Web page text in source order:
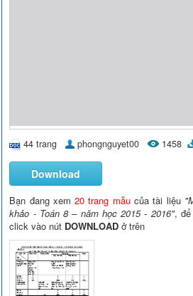
44 trang phongnguyet00 1458
Download
Bạn đang xem20 trang mẫucủa tài liệu
khảo - Toán 8 – năm học 2015 - 2016",
click vào nút DOWNLOAD ở trên